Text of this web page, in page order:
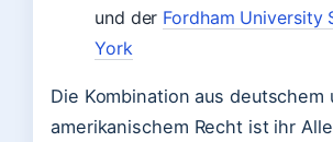
und der Fordham University
York
Die Kombination aus deutschem
amerikanischem Recht ist ihr